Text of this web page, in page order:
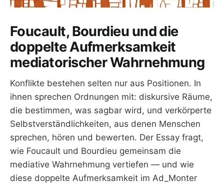
Foucault, Bourdieu und die
doppelte Aufmerksamkeit
mediatorischer Wahrnehmung
Konflikte bestehen selten nur aus Positionen. In
ihnen sprechen Ordnungen mit: diskursive Räume,
die bestimmen, was sagbar wird, und verkörperte
Selbstverständlichkeiten, aus denen Menschen
sprechen, hören und bewerten. Der Essay fragt,
wie Foucault und Bourdieu gemeinsam die
mediative Wahrnehmung vertiefen — und wie
diese doppelte Aufmerksamkeit im Ad_Monter